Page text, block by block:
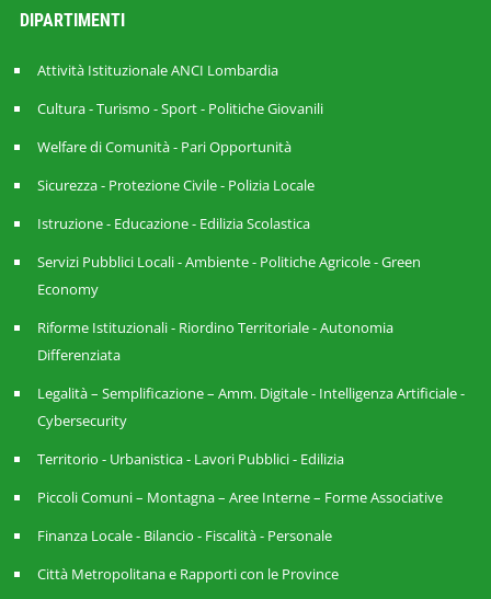
DIPARTIMENTI
Attività Istituzionale ANCI Lombardia
Cultura - Turismo - Sport - Politiche Giovanili
Welfare di Comunità - Pari Opportunità
Sicurezza - Protezione Civile - Polizia Locale
Istruzione - Educazione - Edilizia Scolastica
Servizi Pubblici Locali - Ambiente - Politiche Agricole - Green
Economy
Riforme Istituzionali - Riordino Territoriale - Autonomia
Differenziata
Legalità – Semplificazione – Amm. Digitale - Intelligenza Artificiale -
Cybersecurity
Territorio - Urbanistica - Lavori Pubblici - Edilizia
Piccoli Comuni – Montagna – Aree Interne – Forme Associative
Finanza Locale - Bilancio - Fiscalità - Personale
Città Metropolitana e Rapporti con le Province